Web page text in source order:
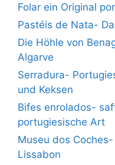
Folar ein Original
Pastéis de Nata-
Die Höhle von
Algarve
Serradura-
und Keksen
Bifes enrolados-
portugiesische Art
Museu dos
Lissabon